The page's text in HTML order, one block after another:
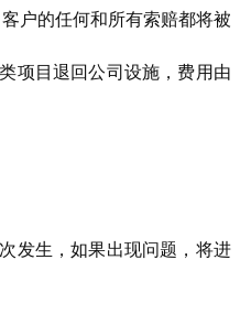
户的任何和所有索赔都将被
项目退回公司设施，费用由
发生，如果出现问题，将进